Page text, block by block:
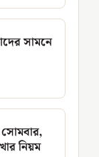
সামনে
নিয়ম